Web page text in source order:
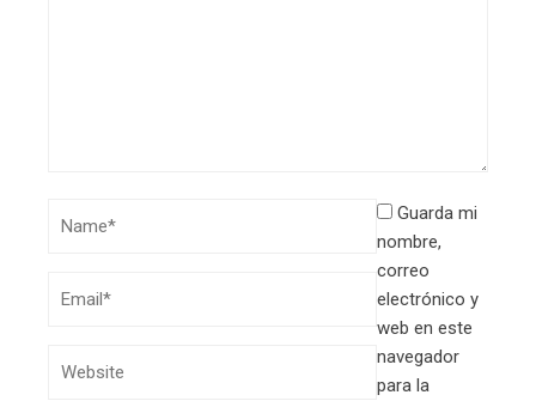
Guarda mi
nombre,
correo
electrónico y
web en este
navegador
para la